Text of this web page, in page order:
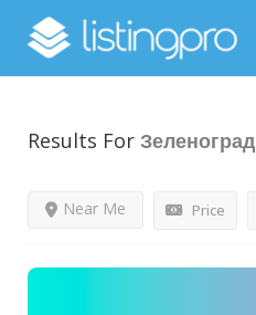
Results For Зеленоград
Price
Near Me